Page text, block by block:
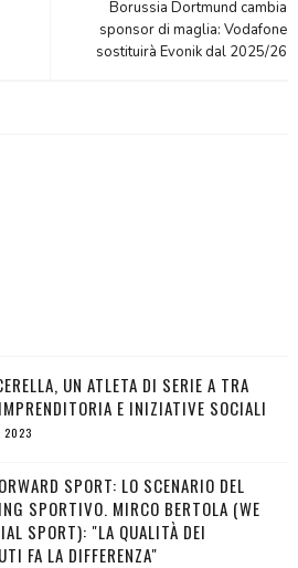
Borussia Dortmund cambia
sponsor di maglia: Vodafone
sostituirà Evonik dal 2025/26
UN ATLETA DI SERIE A TRA
E INIZIATIVE SOCIALI
2023
SPORT: LO SCENARIO DEL
SPORTIVO. MIRCO BERTOLA (WE
SPORT): "LA QUALITÀ DEI
FA LA DIFFERENZA"